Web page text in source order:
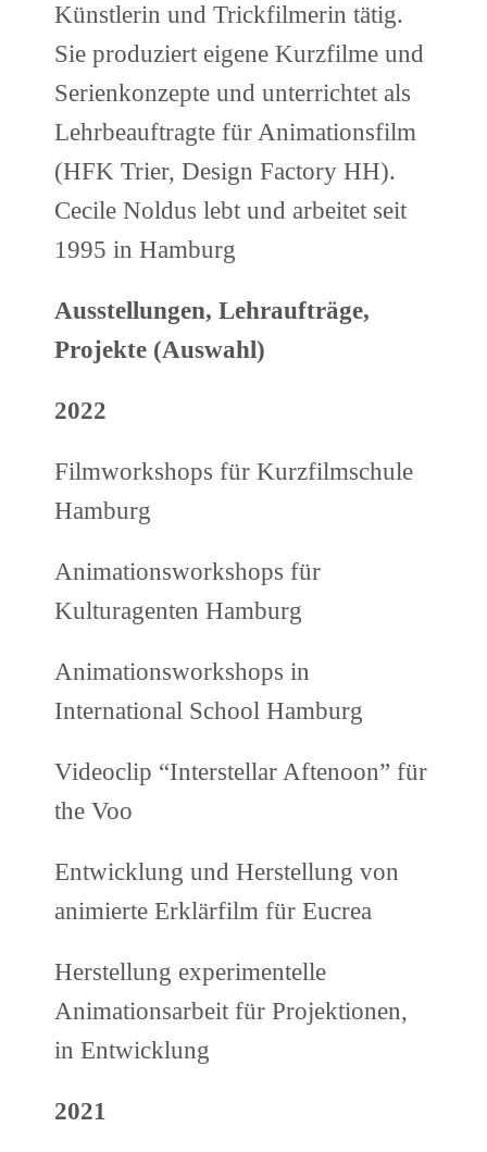
Künstlerin und Trickfilmerin tätig.
Sie produziert eigene Kurzfilme und
Serienkonzepte und unterrichtet als
Lehrbeauftragte für Animationsfilm
(HFK Trier, Design Factory HH).
Cecile Noldus lebt und arbeitet seit
1995 in Hamburg
Ausstellungen, Lehraufträge,
Projekte (Auswahl)
2022
Filmworkshops für Kurzfilmschule
Hamburg
Animationsworkshops für
Kulturagenten Hamburg
Animationsworkshops in
International School Hamburg
Videoclip “Interstellar Aftenoon” für
the Voo
Entwicklung und Herstellung von
animierte Erklärfilm für Eucrea
Herstellung experimentelle
Animationsarbeit für Projektionen,
in Entwicklung
2021